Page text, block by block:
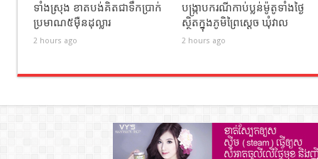
ទាំងស្រុង ខាតបង់គិតជាទឹកប្រាក់
ប្រមាណ៥ម៉ឺនដុល្លារ
2 hours ago
បង្ក្រាបករណីកាប់ប្លន់ម៉ូតូទាំងថ្ងៃ
ស្ថិតក្នុងភូមិព្រៃស្ដេច ឃុំវាល
2 hours ago